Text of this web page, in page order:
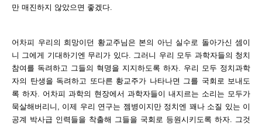
만 매진하지 않았으면 좋겠다.
어차피 우리의 희망이던 황교주님은 본의 아닌 실수로 돌아가신 셈이
니 그에게 기대하기엔 무리가 있다. 그러니 우리 모두 과학자들의 청치
참여를 독려하고 그들의 혁명을 지지하도록 하자. 우리 모두 정치과학
자의 탄생을 독려하고 또다른 황교주가 나타나면 그를 국회로 보내도
록 하자. 어차피 과학의 현장에서 과학자들이 내지르는 소리는 모두가
묵살해버리니, 이제 우리 연구는 젬병이지만 정치엔 꽤나 소질 있는 이
공계 박사급 인력들을 착출해 그들을 국회로 등원시키도록 하자. 그것